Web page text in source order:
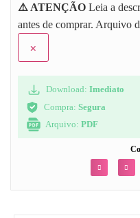
⚠️ ATENÇÃO Leia a
antes de comprar. Arquivo
×
Download: Imediato
Compra: Segura
Arquivo: PDF